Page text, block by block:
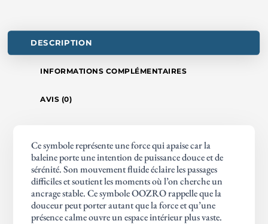
DESCRIPTION
INFORMATIONS COMPLÉMENTAIRES
AVIS (0)
Ce symbole représente une force qui apaise car la
baleine porte une intention de puissance douce et de
sérénité. Son mouvement fluide éclaire les passages
difficiles et soutient les moments où l’on cherche un
ancrage stable. Ce symbole OOZRO rappelle que la
douceur peut porter autant que la force et qu’une
présence calme ouvre un espace intérieur plus vaste.